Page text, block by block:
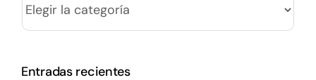
Entradas recientes